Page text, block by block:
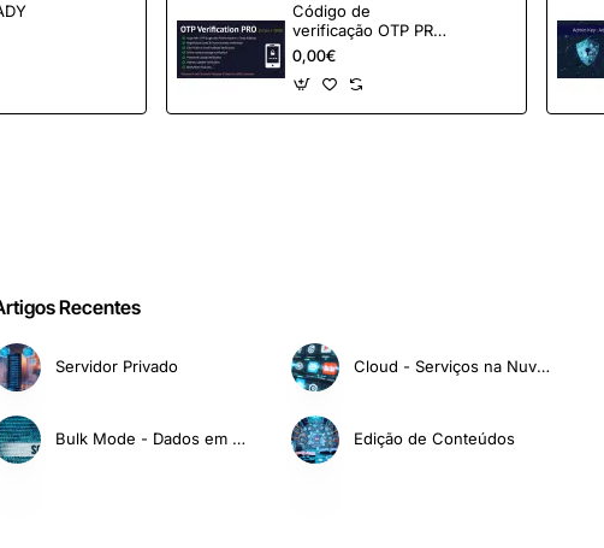
Código de
verificação OTP PRO
para OpenCart
0,00€
Recentes
Servidor Privado Cloud - Serviços na Nuvem
Bulk Mode - Dados em Massa Edição de Conteúdos